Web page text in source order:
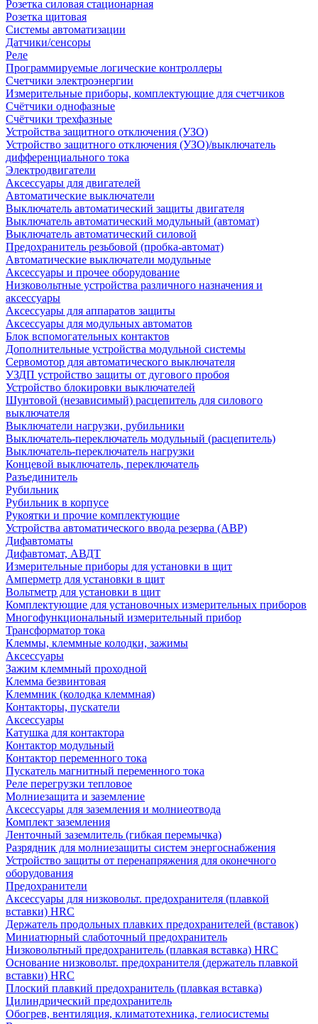
Розетка силовая стационарная
Розетка щитовая
Системы автоматизации
Датчики/сенсоры
Реле
Программируемые логические контроллеры
Счетчики электроэнергии
Измерительные приборы, комплектующие для счетчиков
Счётчики однофазные
Счётчики трехфазные
Устройства защитного отключения (УЗО)
Устройство защитного отключения (УЗО)/выключатель
дифференциального тока
Электродвигатели
Аксессуары для двигателей
Автоматические выключатели
Выключатель автоматический защиты двигателя
Выключатель автоматический модульный (автомат)
Выключатель автоматический силовой
Предохранитель резьбовой (пробка-автомат)
Автоматические выключатели модульные
Аксессуары и прочее оборудование
Низковольтные устройства различного назначения и
аксессуары
Аксессуары для аппаратов защиты
Аксессуары для модульных автоматов
Блок вспомогательных контактов
Дополнительные устройства модульной системы
Сервомотор для автоматического выключателя
УЗДП устройство защиты от дугового пробоя
Устройство блокировки выключателей
Шунтовой (независимый) расцепитель для силового
выключателя
Выключатели нагрузки, рубильники
Выключатель-переключатель модульный (расцепитель)
Выключатель-переключатель нагрузки
Концевой выключатель, переключатель
Разъединитель
Рубильник
Рубильник в корпусе
Рукоятки и прочие комплектующие
Устройства автоматического ввода резерва (АВР)
Дифавтоматы
Дифавтомат, АВДТ
Измерительные приборы для установки в щит
Амперметр для установки в щит
Вольтметр для установки в щит
Комплектующие для установочных измерительных приборов
Многофункциональный измерительный прибор
Трансформатор тока
Клеммы, клеммные колодки, зажимы
Аксессуары
Зажим клеммный проходной
Клемма безвинтовая
Клеммник (колодка клеммная)
Контакторы, пускатели
Аксессуары
Катушка для контактора
Контактор модульный
Контактор переменного тока
Пускатель магнитный переменного тока
Реле перегрузки тепловое
Молниезащита и заземление
Аксессуары для заземления и молниеотвода
Комплект заземления
Ленточный заземлитель (гибкая перемычка)
Разрядник для молниезащиты систем энергоснабжения
Устройство защиты от перенапряжения для оконечного
оборудования
Предохранители
Аксессуары для низковольт. предохранителя (плавкой
вставки) HRC
Держатель продольных плавких предохранителей (вставок)
Миниатюрный слаботочный предохранитель
Низковольтный предохранитель (плавкая вставка) HRC
Основание низковольт. предохранителя (держатель плавкой
вставки) HRC
Плоский плавкий предохранитель (плавкая вставка)
Цилиндрический предохранитель
Обогрев, вентиляция, климатотехника, гелиосистемы